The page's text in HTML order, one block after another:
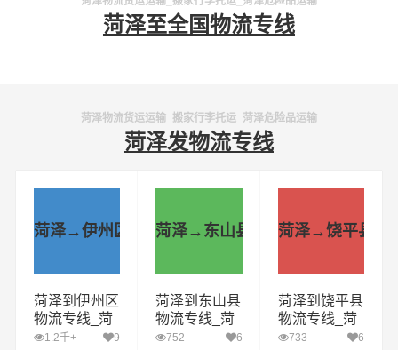
菏泽至全国物流专线
菏泽物流货运运输_搬家行李托运_菏泽危险品运输
菏泽发物流专线
菏泽→伊州区
菏泽到伊州区
物流专线_菏
泽到伊州区货
1.2千+ 9
菏泽→东山县
菏泽到东山县
物流专线_菏
泽到东山县货
752 6
菏泽→饶平县
菏泽到饶平县
物流专线_菏
泽到饶平县货
733 6